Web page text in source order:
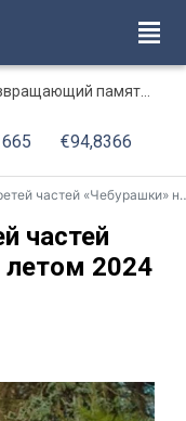
память после травмы
€94,8366
«Чебурашки» начнутся летом 2024 года
частей
летом 2024